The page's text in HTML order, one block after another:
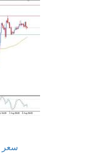
سعر